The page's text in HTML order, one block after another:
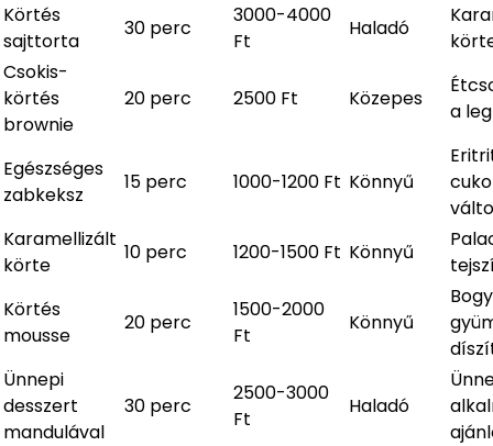
Körtés
sajttorta
30 perc
3000-4000
Ft
Haladó
Csokis-
körtés
brownie
20 perc 2500 Ft Közepes
a
Egészséges
zabkeksz
15 perc 1000-1200 Ft Könnyű
Karamellizált
körte
10 perc 1200-1500 Ft Könnyű
Körtés
mousse
20 perc
1500-2000
Ft
Könnyű
Ünnepi
desszert
mandulával
30 perc
2500-3000
Ft
Haladó